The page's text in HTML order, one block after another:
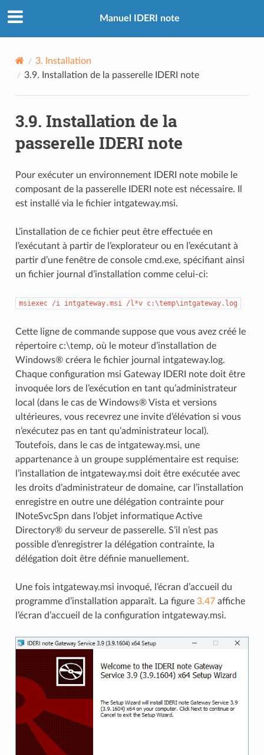
Manuel IDERI note
3.
Installation
3.9.
Installation de la passerelle IDERI note
3.9. Installation de la
passerelle IDERI note
Pour exécuter un environnement IDERI note mobile le
composant de la passerelle IDERI note est nécessaire. Il
est installé via le fichier intgateway.msi.
L’installation de ce fichier peut être effectuée en
l’exécutant à partir de l’explorateur ou en l’exécutant à
partir d’une fenêtre de console cmd.exe, spécifiant ainsi
un fichier journal d’installation comme celui-ci:
msiexec /i intgateway.msi /l*v c:\temp\intgateway.log
Cette ligne de commande suppose que vous avez créé le
répertoire c:\temp, où le moteur d’installation de
Windows® créera le fichier journal intgateway.log.
Chaque configuration msi Gateway IDERI note doit être
invoquée lors de l’exécution en tant qu’administrateur
local (dans le cas de Windows® Vista et versions
ultérieures, vous recevrez une invite d’élévation si vous
n’exécutez pas en tant qu’administrateur local).
Toutefois, dans le cas de intgateway.msi, une
appartenance à un groupe supplémentaire est requise:
l’installation de intgateway.msi doit être exécutée avec
les droits d’administrateur de domaine, car l’installation
enregistre en outre une délégation contrainte pour
INoteSvcSpn dans l’objet informatique Active
Directory® du serveur de passerelle. S’il n’est pas
possible d’enregistrer la délégation contrainte, la
délégation doit être définie manuellement.
Une fois intgateway.msi invoqué, l’écran d’accueil du
programme d’installation apparaît. La figure 3.47affiche
l’écran d’accueil de la configuration intgateway.msi.